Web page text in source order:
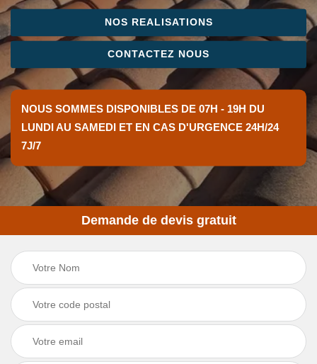
NOS REALISATIONS
CONTACTEZ NOUS
NOUS SOMMES DISPONIBLES DE 07H - 19H DU
LUNDI AU SAMEDI ET EN CAS D'URGENCE 24H/24
7J/7
Demande de devis gratuit